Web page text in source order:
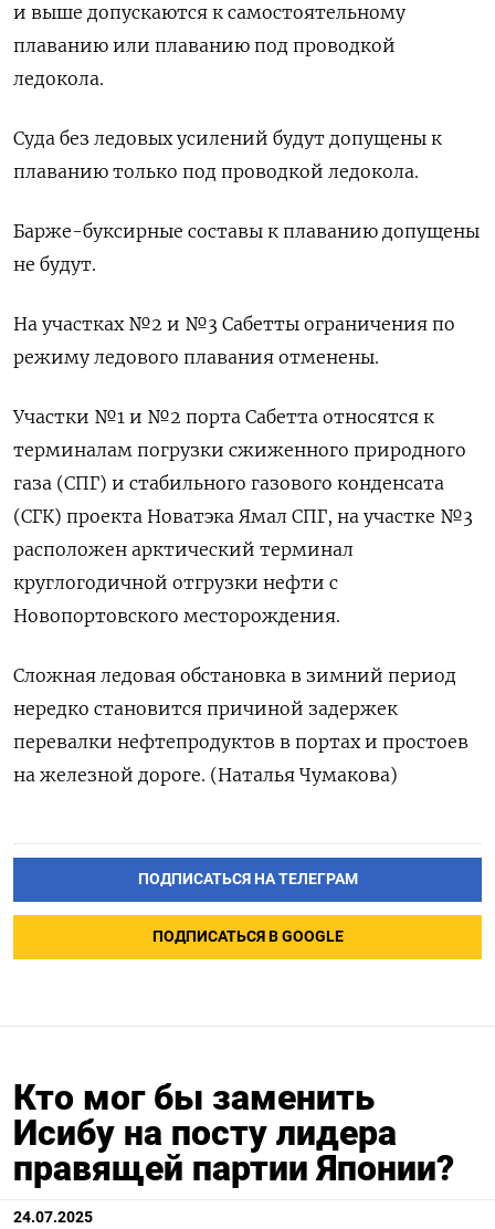
и выше допускаются к самостоятельному
плаванию или плаванию под проводкой
ледокола.
Суда без ледовых усилений будут допущены к
плаванию только под проводкой ледокола.
Барже-буксирные составы к плаванию допущены
не будут.
На участках №2 и №3 Сабетты ограничения по
режиму ледового плавания отменены.
Участки №1 и №2 порта Сабетта относятся к
терминалам погрузки сжиженного природного
газа (СПГ) и стабильного газового конденсата
(СГК) проекта Новатэка Ямал СПГ, на участке №3
расположен арктический терминал
круглогодичной отгрузки нефти с
Новопортовского месторождения.
Сложная ледовая обстановка в зимний период
нередко становится причиной задержек
перевалки нефтепродуктов в портах и простоев
на железной дороге. (Наталья Чумакова)
ПОДПИСАТЬСЯ НА ТЕЛЕГРАМ
ПОДПИСАТЬСЯ В GOOGLE
Кто мог бы заменить
Исибу на посту лидера
правящей партии Японии?
24.07.2025